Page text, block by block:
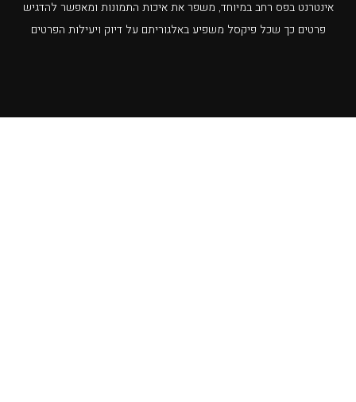
אינטרנט בפס רחב במיוחד, משפר את איכות התמונות ומאפשר להדגיש
פרטים כך שכל פיקסל משפיע באלגוריתם על דיוק ויעילות הפרטים